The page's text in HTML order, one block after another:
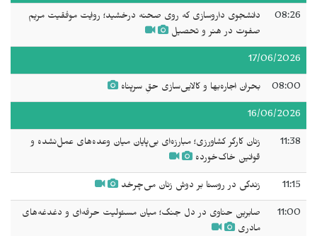
08:26
دانشجوی داروسازی که روی صحنه درخشید؛ روایت موفقیت مریم
صفوت در هنر و تحصیل
17/06/2026
08:00 بحران اجاره‌بها و کالایی‌سازی حقِ سرپناه
16/06/2026
11:38
زنان کارگر کشاورزی؛ مبارزه‌ای بی‌پایان میان وعده‌های عمل‌نشده و
قوانین خاک‌خورده
11:15 زندگی در روستا بر دوش زنان می‌چرخد
11:00
صابرین حناوی در دل جنگ؛ میان مسئولیت حرفه‌ای و دغدغه‌های
مادری